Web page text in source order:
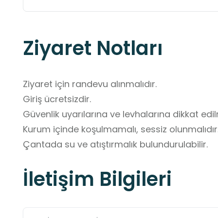
Ziyaret Notları
Ziyaret için randevu alınmalıdır.
Giriş ücretsizdir.
Güvenlik uyarılarına ve levhalarına dikkat
Kurum içinde koşulmamalı, sessiz
Çantada su ve atıştırmalık bulundurulabilir.
İletişim Bilgileri